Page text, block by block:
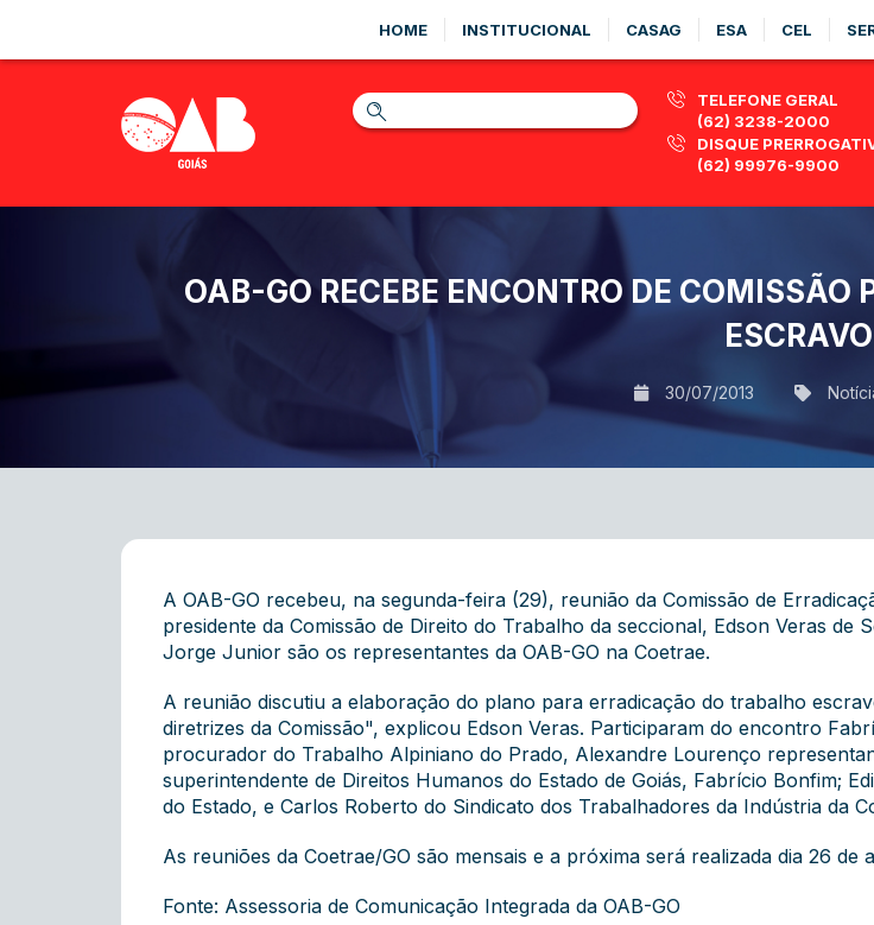
HOME INSTITUCIONAL CASAG ESA CEL
TELEFONE GERAL
(62) 3238-2000
DISQUE
(62) 99976-9900
OAB-GO RECEBE ENCONTRO DE
ESCRAVO
30/07/2013
A OAB-GO recebeu, na segunda-feira (29), reunião da Comissão de
presidente da Comissão de Direito do Trabalho da seccional, Edson Veras
Jorge Junior são os representantes da OAB-GO na Coetrae.
A reunião discutiu a elaboração do plano para erradicação do trabalho
diretrizes da Comissão", explicou Edson Veras. Participaram do encontro
procurador do Trabalho Alpiniano do Prado, Alexandre Lourenço
superintendente de Direitos Humanos do Estado de Goiás, Fabrício Bonfim;
do Estado, e Carlos Roberto do Sindicato dos Trabalhadores da Indústria da
As reuniões da Coetrae/GO são mensais e a próxima será realizada dia 26
Fonte: Assessoria de Comunicação Integrada da OAB-GO